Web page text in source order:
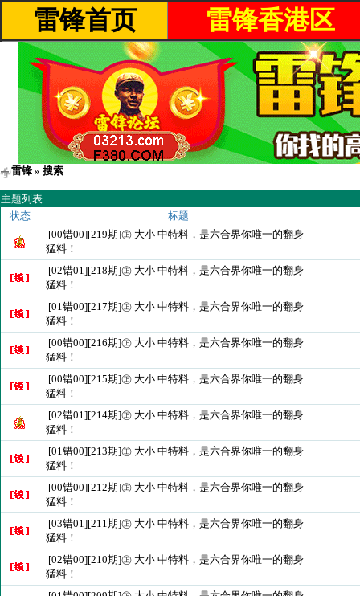
雷锋首页 雷锋香港区
雷锋 » 搜索
主题列表
状态
标题
[00错00][219期]㊣ 大小 中特料，是六合界你唯一的翻身
猛料！
[02错01][218期]㊣ 大小 中特料，是六合界你唯一的翻身
猛料！
[01错00][217期]㊣ 大小 中特料，是六合界你唯一的翻身
猛料！
[00错00][216期]㊣ 大小 中特料，是六合界你唯一的翻身
猛料！
[00错00][215期]㊣ 大小 中特料，是六合界你唯一的翻身
猛料！
[02错01][214期]㊣ 大小 中特料，是六合界你唯一的翻身
猛料！
[01错00][213期]㊣ 大小 中特料，是六合界你唯一的翻身
猛料！
[00错00][212期]㊣ 大小 中特料，是六合界你唯一的翻身
猛料！
[03错01][211期]㊣ 大小 中特料，是六合界你唯一的翻身
猛料！
[02错00][210期]㊣ 大小 中特料，是六合界你唯一的翻身
猛料！